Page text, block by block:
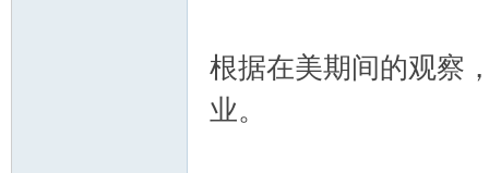
根据在美期间的观察
业。